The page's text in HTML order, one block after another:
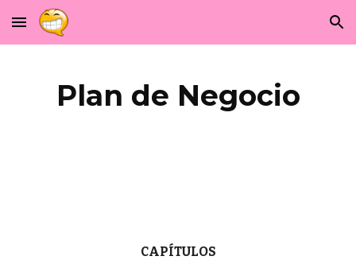
Skip to main content Skip to navigation
Plan de Negocio
CAPÍTULOS